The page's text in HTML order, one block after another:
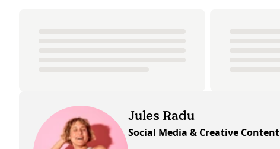
Jules Radu
Social Media & Creative Content